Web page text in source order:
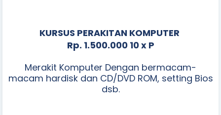
KURSUS PERAKITAN KOMPUTER
Rp. 1.500.000 10 x P
Merakit Komputer Dengan bermacam-
macam hardisk dan CD/DVD ROM, setting Bios
dsb.